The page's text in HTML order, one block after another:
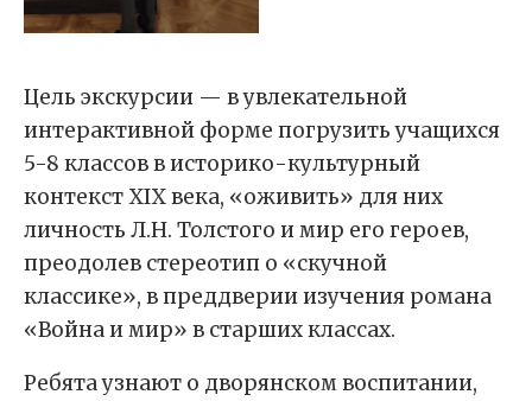
Цель экскурсии — в увлекательной
интерактивной форме погрузить учащихся
5-8 классов в историко-культурный
контекст XIX века, «оживить» для них
личность Л.Н. Толстого и мир его героев,
преодолев стереотип о «скучной
классике», в преддверии изучения романа
«Война и мир» в старших классах.
Ребята узнают о дворянском воспитании,